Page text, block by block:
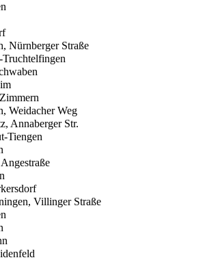
Nürnberger Straße
Weidacher Weg
Annaberger Str.
Tiengen
Villinger Straße